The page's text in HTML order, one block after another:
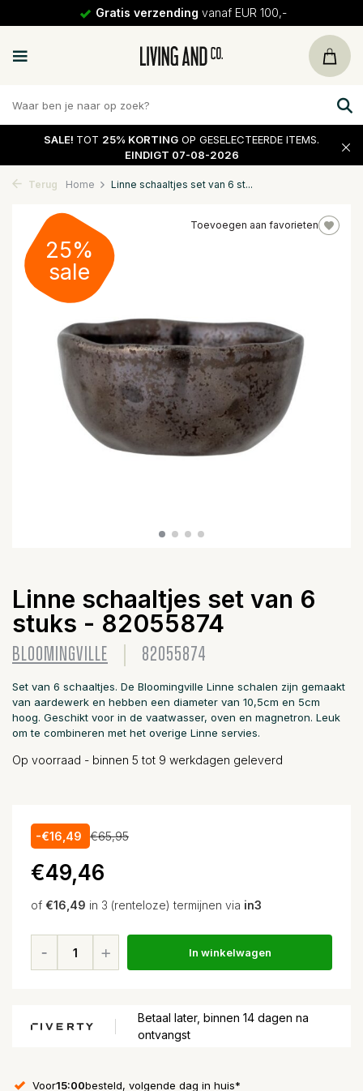
Gratis verzending vanaf EUR 100,-
SALE! TOT 25% KORTING OP GESELECTEERDE ITEMS.
EINDIGT 07-08-2026
Terug Home Linne schaaltjes set van 6 st...
Toevoegen aan favorieten
25%
sale
Linne schaaltjes set van 6
stuks - 82055874
BLOOMINGVILLE 82055874
Set van 6 schaaltjes. De Bloomingville Linne schalen zijn gemaakt
van aardewerk en hebben een diameter van 10,5cm en 5cm
hoog. Geschikt voor in de vaatwasser, oven en magnetron. Leuk
om te combineren met het overige Linne servies.
Op voorraad - binnen 5 tot 9 werkdagen geleverd
-€16,49 €65,95
€49,46
of €16,49 in 3 (renteloze) termijnen via in3
In winkelwagen
Betaal later, binnen 14 dagen na
ontvangst
Voor15:00besteld, volgende dag in huis*